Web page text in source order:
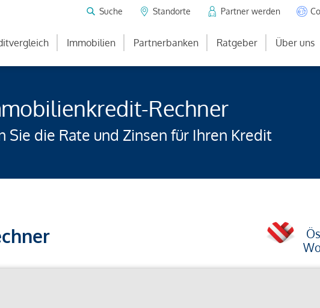
Suche Standorte Partner werden
Immobilien Partnerbanken Ratgeber Über uns
Rechner
Sie die Rate und Zinsen für Ihren Kredit